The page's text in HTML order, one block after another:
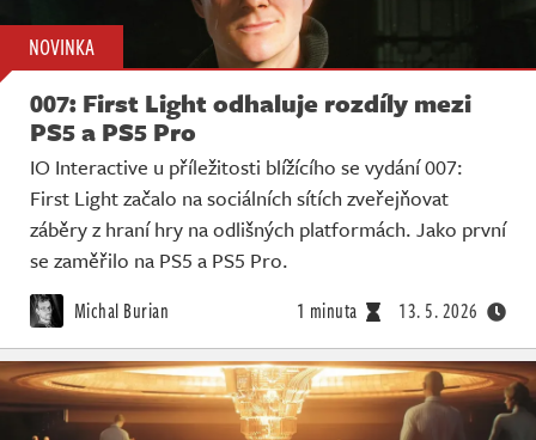
NOVINKA
007: First Light odhaluje rozdíly mezi
PS5 a PS5 Pro
IO Interactive u příležitosti blížícího se vydání 007:
First Light začalo na sociálních sítích zveřejňovat
záběry z hraní hry na odlišných platformách. Jako první
se zaměřilo na PS5 a PS5 Pro.
Michal Burian 1 minuta 13. 5. 2026